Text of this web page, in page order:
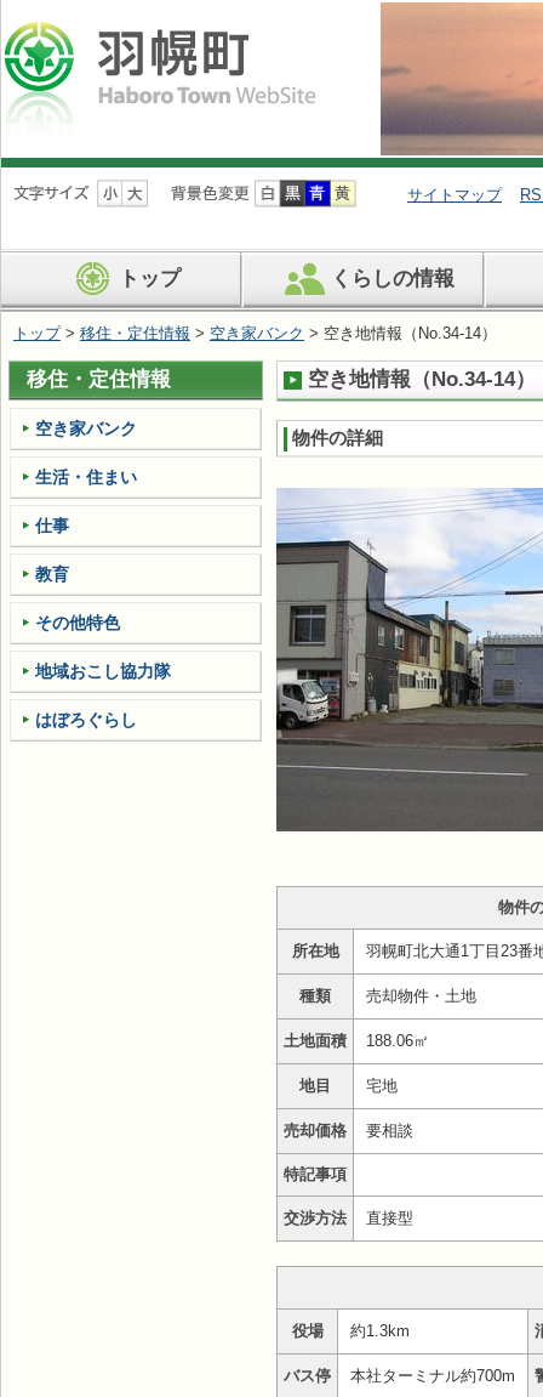
ナ
ビ
ン
を
ば
す
サイトマップ
トップ くらしの情報
トップ> 移住・定住情報 > 空き家バンク > 空き地情報（No.34-14）
空き地情報（No.34-14）
物件の詳細
物件
所在地 羽幌町北大通1丁目23番
種類 売却物件・土地
土地面積 188.06㎡
地目 宅地
売却価格 要相談
特記事項
交渉方法 直接型
役場 約1.3km
バス停 本社ターミナル約700m
移住・定住情報
空き家バンク
生活・住まい
仕事
教育
その他特色
地域おこし協力隊
はぼろぐらし